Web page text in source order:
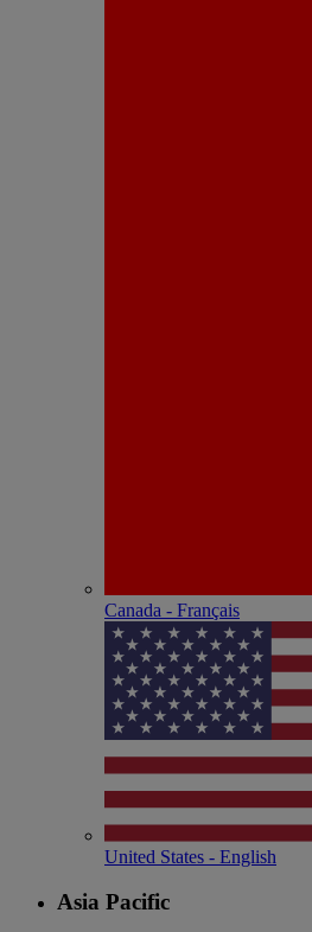
Canada - Français
United States - English
Asia Pacific